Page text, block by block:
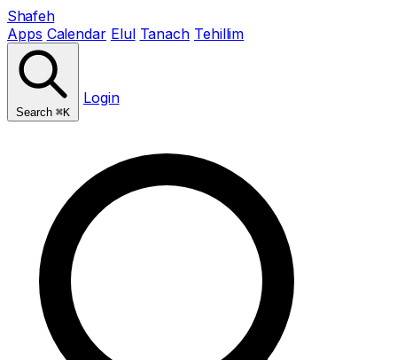
Shafeh
Apps Calendar Elul Tanach Tehillim
Search ⌘K
Login